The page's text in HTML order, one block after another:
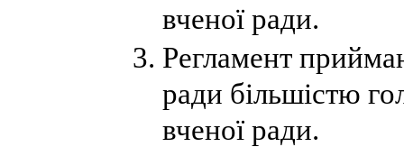
вченої ради.
Регламент
ради більшістю
вченої ради.